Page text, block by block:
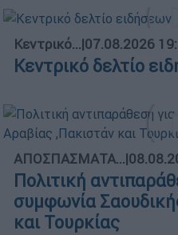
Κεντρικό...|07.08.2026
Κεντρικό δελτίο
ΑΠΟΣΠΑΣΜΑΤΑ...|
Πολιτική
συμφωνία
και Τουρκίας